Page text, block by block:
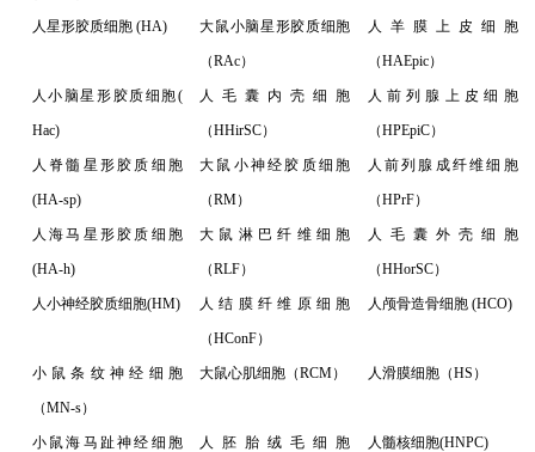
人星形胶质细胞 (HA) 大鼠小脑星形胶质细胞
（RAc）
人羊膜上皮细胞
（HAEpic）
人小脑星形胶质细胞(
Hac)
人毛囊内壳细胞
（HHirSC）
人前列腺上皮细胞
（HPEpiC）
人脊髓星形胶质细胞
(HA-sp)
大鼠小神经胶质细胞
（RM）
人前列腺成纤维细胞
（HPrF）
人海马星形胶质细胞
(HA-h)
大鼠淋巴纤维细胞
（RLF）
人毛囊外壳细胞
（HHorSC）
人小神经胶质细胞(HM) 人结膜纤维原细胞
（HConF）
人颅骨造骨细胞 (HCO)
小鼠条纹神经细胞
（MN-s）
大鼠心肌细胞（RCM） 人滑膜细胞（HS）
小鼠海马趾神经细胞 人胚胎绒毛细胞 人髓核细胞(HNPC)